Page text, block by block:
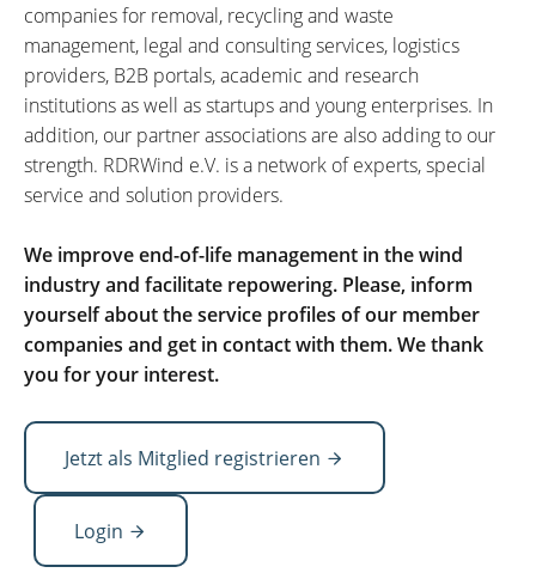
companies for removal, recycling and waste
management, legal and consulting services, logistics
providers, B2B portals, academic and research
institutions as well as startups and young enterprises. In
addition, our partner associations are also adding to our
strength. RDRWind e.V. is a network of experts, special
service and solution providers.
We improve end-of-life management in the wind
industry and facilitate repowering. Please, inform
yourself about the service profiles of our member
companies and get in contact with them. We thank
you for your interest.
Jetzt als Mitglied registrieren
Login